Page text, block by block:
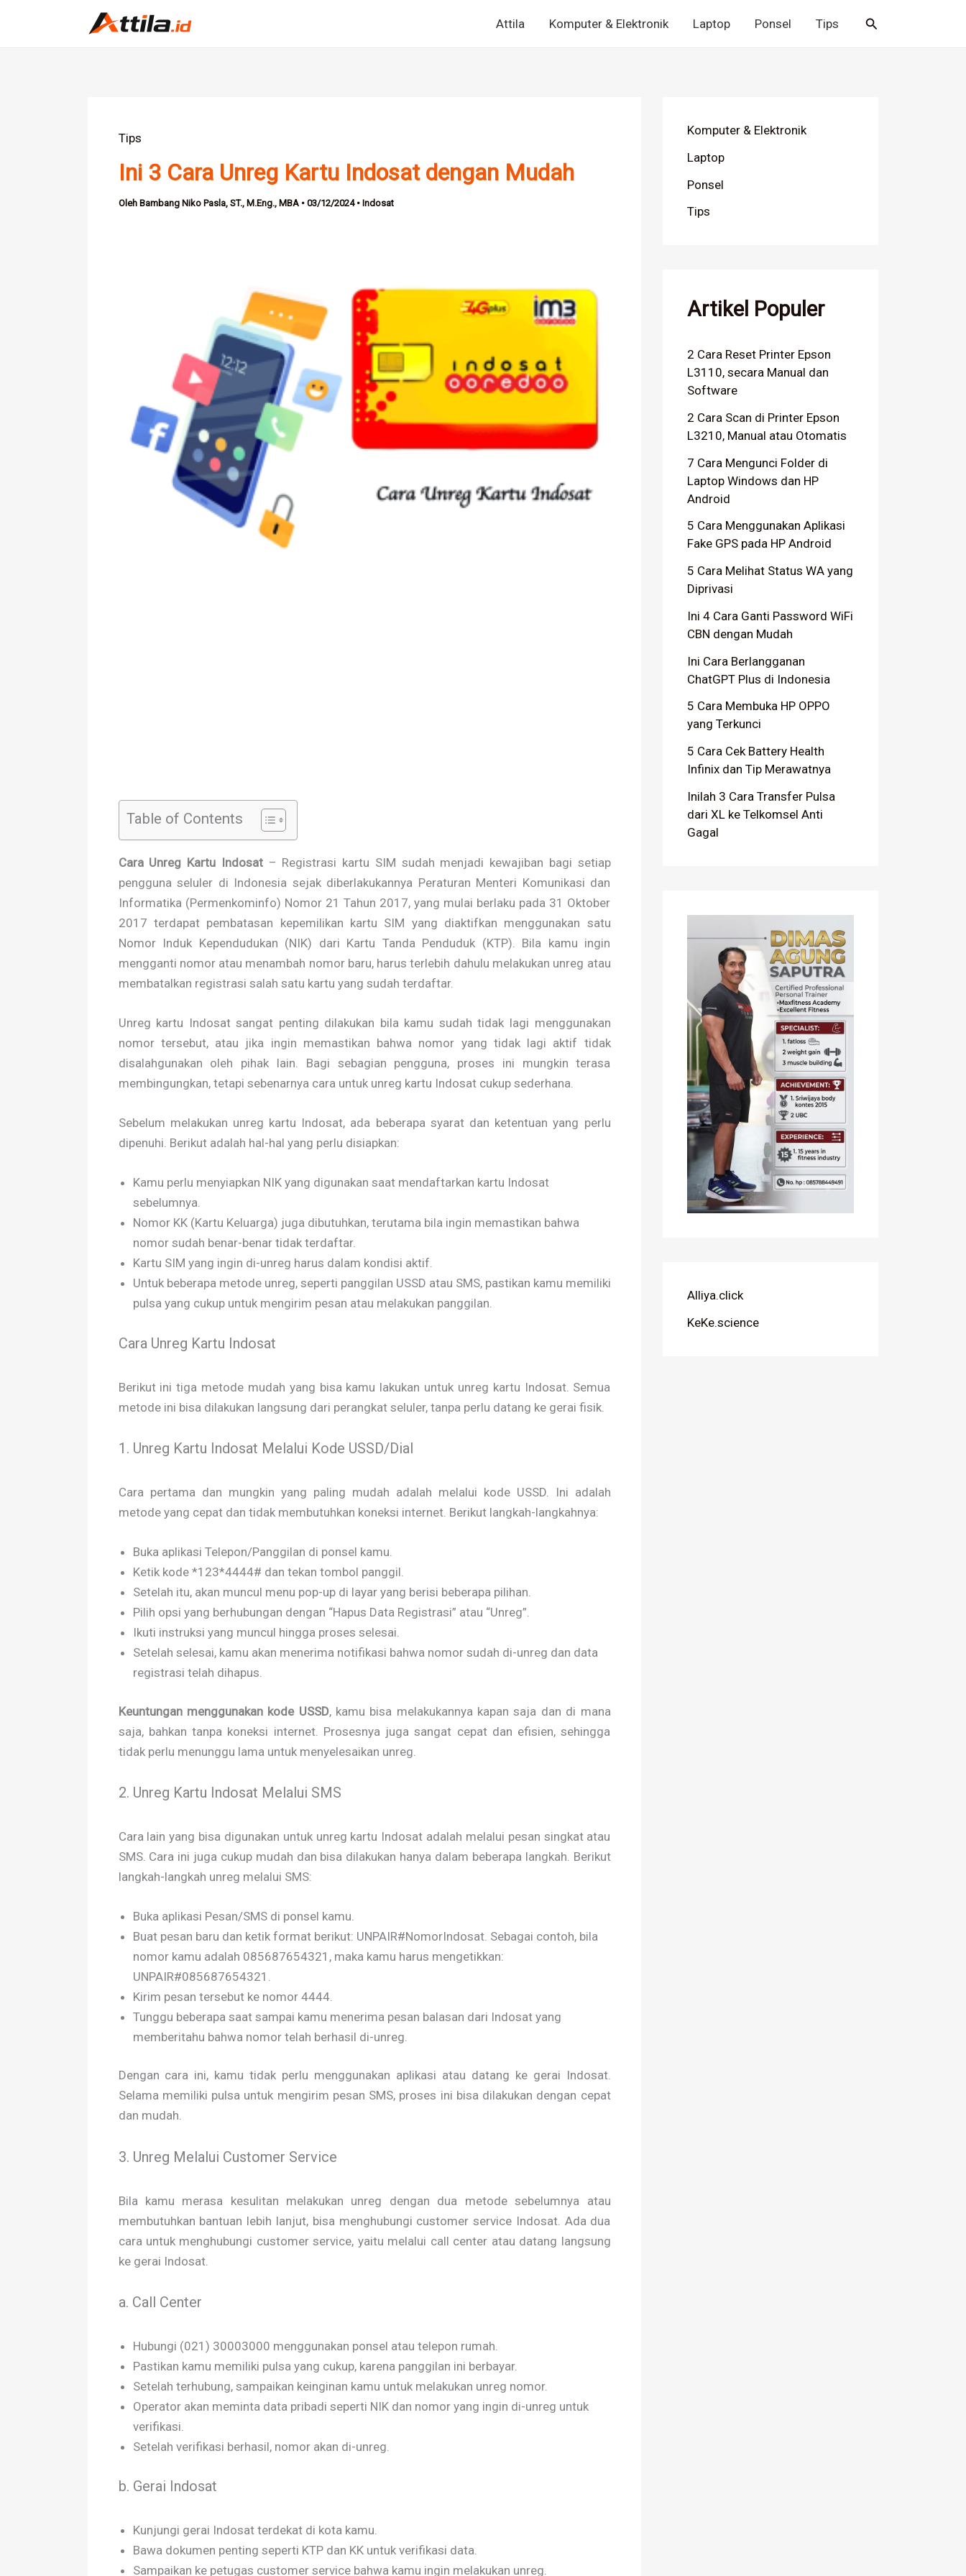
Attila Komputer & Elektronik Laptop Ponsel Tips Cari
Tips
Ini 3 Cara Unreg Kartu Indosat dengan Mudah
Oleh Bambang Niko Pasla, ST., M.Eng., MBA • 03/12/2024 • Indosat
Table of Contents
Cara Unreg Kartu Indosat– Registrasi kartu SIM sudah menjadi kewajiban bagi setiap
pengguna seluler di Indonesia sejak diberlakukannya Peraturan Menteri Komunikasi dan
Informatika (Permenkominfo) Nomor 21 Tahun 2017, yang mulai berlaku pada 31 Oktober
2017 terdapat pembatasan kepemilikan kartu SIM yang diaktifkan menggunakan satu
Nomor Induk Kependudukan (NIK) dari Kartu Tanda Penduduk (KTP). Bila kamu ingin
mengganti nomor atau menambah nomor baru, harus terlebih dahulu melakukan unreg atau
membatalkan registrasi salah satu kartu yang sudah terdaftar.
Unreg kartu Indosat sangat penting dilakukan bila kamu sudah tidak lagi menggunakan
nomor tersebut, atau jika ingin memastikan bahwa nomor yang tidak lagi aktif tidak
disalahgunakan oleh pihak lain. Bagi sebagian pengguna, proses ini mungkin terasa
membingungkan, tetapi sebenarnya cara untuk unreg kartu Indosat cukup sederhana.
Sebelum melakukan unreg kartu Indosat, ada beberapa syarat dan ketentuan yang perlu
dipenuhi. Berikut adalah hal-hal yang perlu disiapkan:
Kamu perlu menyiapkan NIK yang digunakan saat mendaftarkan kartu Indosat
sebelumnya.
Nomor KK (Kartu Keluarga) juga dibutuhkan, terutama bila ingin memastikan bahwa
nomor sudah benar-benar tidak terdaftar.
Kartu SIM yang ingin di-unreg harus dalam kondisi aktif.
Untuk beberapa metode unreg, seperti panggilan USSD atau SMS, pastikan kamu memiliki
pulsa yang cukup untuk mengirim pesan atau melakukan panggilan.
Cara Unreg Kartu Indosat
Berikut ini tiga metode mudah yang bisa kamu lakukan untuk unreg kartu Indosat. Semua
metode ini bisa dilakukan langsung dari perangkat seluler, tanpa perlu datang ke gerai fisik.
1. Unreg Kartu Indosat Melalui Kode USSD/Dial
Cara pertama dan mungkin yang paling mudah adalah melalui kode USSD. Ini adalah
metode yang cepat dan tidak membutuhkan koneksi internet. Berikut langkah-langkahnya:
Buka aplikasi Telepon/Panggilan di ponsel kamu.
Ketik kode *123*4444# dan tekan tombol panggil.
Setelah itu, akan muncul menu pop-up di layar yang berisi beberapa pilihan.
Pilih opsi yang berhubungan dengan “Hapus Data Registrasi” atau “Unreg”.
Ikuti instruksi yang muncul hingga proses selesai.
Setelah selesai, kamu akan menerima notifikasi bahwa nomor sudah di-unreg dan data
registrasi telah dihapus.
Keuntungan menggunakan kode USSD, kamu bisa melakukannya kapan saja dan di mana
saja, bahkan tanpa koneksi internet. Prosesnya juga sangat cepat dan efisien, sehingga
tidak perlu menunggu lama untuk menyelesaikan unreg.
2. Unreg Kartu Indosat Melalui SMS
Cara lain yang bisa digunakan untuk unreg kartu Indosat adalah melalui pesan singkat atau
SMS. Cara ini juga cukup mudah dan bisa dilakukan hanya dalam beberapa langkah. Berikut
langkah-langkah unreg melalui SMS:
Buka aplikasi Pesan/SMS di ponsel kamu.
Buat pesan baru dan ketik format berikut: UNPAIR#NomorIndosat. Sebagai contoh, bila
nomor kamu adalah 085687654321, maka kamu harus mengetikkan:
UNPAIR#085687654321.
Kirim pesan tersebut ke nomor 4444.
Tunggu beberapa saat sampai kamu menerima pesan balasan dari Indosat yang
memberitahu bahwa nomor telah berhasil di-unreg.
Dengan cara ini, kamu tidak perlu menggunakan aplikasi atau datang ke gerai Indosat.
Selama memiliki pulsa untuk mengirim pesan SMS, proses ini bisa dilakukan dengan cepat
dan mudah.
3. Unreg Melalui Customer Service
Bila kamu merasa kesulitan melakukan unreg dengan dua metode sebelumnya atau
membutuhkan bantuan lebih lanjut, bisa menghubungi customer service Indosat. Ada dua
cara untuk menghubungi customer service, yaitu melalui call center atau datang langsung
ke gerai Indosat.
a. Call Center
Hubungi (021) 30003000 menggunakan ponsel atau telepon rumah.
Pastikan kamu memiliki pulsa yang cukup, karena panggilan ini berbayar.
Setelah terhubung, sampaikan keinginan kamu untuk melakukan unreg nomor.
Operator akan meminta data pribadi seperti NIK dan nomor yang ingin di-unreg untuk
verifikasi.
Setelah verifikasi berhasil, nomor akan di-unreg.
b. Gerai Indosat
Kunjungi gerai Indosat terdekat di kota kamu.
Bawa dokumen penting seperti KTP dan KK untuk verifikasi data.
Sampaikan ke petugas customer service bahwa kamu ingin melakukan unreg.
Komputer & Elektronik
Laptop
Ponsel
Tips
Artikel Populer
2 Cara Reset Printer Epson
L3110, secara Manual dan
Software
2 Cara Scan di Printer Epson
L3210, Manual atau Otomatis
7 Cara Mengunci Folder di
Laptop Windows dan HP
Android
5 Cara Menggunakan Aplikasi
Fake GPS pada HP Android
5 Cara Melihat Status WA yang
Diprivasi
Ini 4 Cara Ganti Password WiFi
CBN dengan Mudah
Ini Cara Berlangganan
ChatGPT Plus di Indonesia
5 Cara Membuka HP OPPO
yang Terkunci
5 Cara Cek Battery Health
Infinix dan Tip Merawatnya
Inilah 3 Cara Transfer Pulsa
dari XL ke Telkomsel Anti
Gagal
Alliya.click
KeKe.science